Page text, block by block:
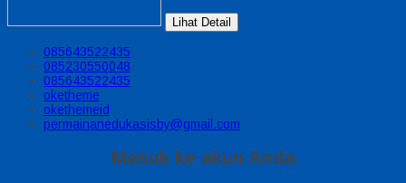
Lihat Detail
085643522435
085230550048
085643522435
oketheme
okethemeid
permainanedukasisby@gmail.com
Masuk ke akun Anda